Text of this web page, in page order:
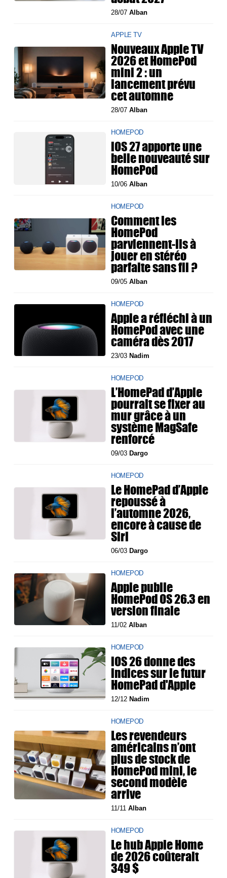
28/07Alban
APPLE TV
Nouveaux Apple TV
2026 et HomePod
mini 2 : un
lancement prévu
cet automne
28/07Alban
HOMEPOD
iOS 27 apporte une
belle nouveauté sur
HomePod
10/06Alban
HOMEPOD
Comment les
HomePod
parviennent-ils à
jouer en stéréo
parfaite sans fil ?
09/05Alban
HOMEPOD
Apple a réfléchi à un
HomePod avec une
caméra dès 2017
23/03 Nadim
HOMEPOD
L’HomePad d’Apple
pourrait se fixer au
mur grâce à un
système MagSafe
renforcé
09/03 Dargo
HOMEPOD
Le HomePad d’Apple
repoussé à
l’automne 2026,
encore à cause de
Siri
06/03 Dargo
HOMEPOD
Apple publie
HomePod OS 26.3 en
version finale
11/02Alban
HOMEPOD
iOS 26 donne des
indices sur le futur
HomePad d'Apple
12/12 Nadim
HOMEPOD
Les revendeurs
américains n’ont
plus de stock de
HomePod mini, le
second modèle
arrive
11/11Alban
HOMEPOD
Le hub Apple Home
de 2026 coûterait
349 $